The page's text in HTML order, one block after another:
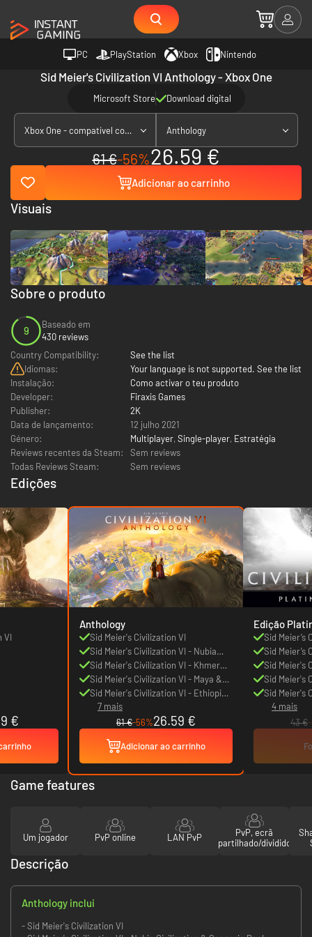
PC PlayStation Xbox Nintendo
Sid Meier's Civilization VI Anthology - Xbox One
Microsoft Store Download digital
Xbox One - compatível com Xbox Series X|S Anthology
61 €-56%26.59 €
Adicionar ao carrinho
Sobre o produto
9
Baseado em
430 reviews
Country Compatibility:
See the list
Idiomas:
Your language is not supported. See the list
Instalação:
Como activar o teu produto
Developer:
Firaxis Games
Publisher:
2K
Data de lançamento:
12 julho 2021
Género:
Multiplayer, Single-player, Estratégia
Reviews recentes da Steam:
Sem reviews
Todas Reviews Steam:
Sem reviews
Edições
VI
€
Anthology
Sid Meier's Civilization VI
Sid Meier's Civilization VI - Nubia
Civilization & Scenario Pack
Sid Meier's Civilization VI - Khmer
and Indonesia Civilization &
Scenario Pack
Sid Meier's Civilization VI - Maya &
Gran Colombia Pack
Sid Meier's Civilization VI - Ethiopia
Pack
7 mais
61 €-56%26.59 €
Adicionar ao carrinho
Edição
Sid Meier’s
Sid Meier’s
Fall
Sid Meier's
Storm
Sid Meier's
Scenario
Sid Meier's
4 mais
43 €
Visuais
Game features
Um jogador PvP online LAN PvP
PvP, ecrã
partilhado/dividido
Descrição
Anthology inclui
- Sid Meier's Civilization VI